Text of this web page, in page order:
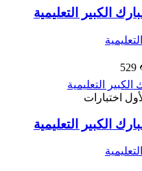
الكبير التعليمية
اختبارات
الكبير التعليمية